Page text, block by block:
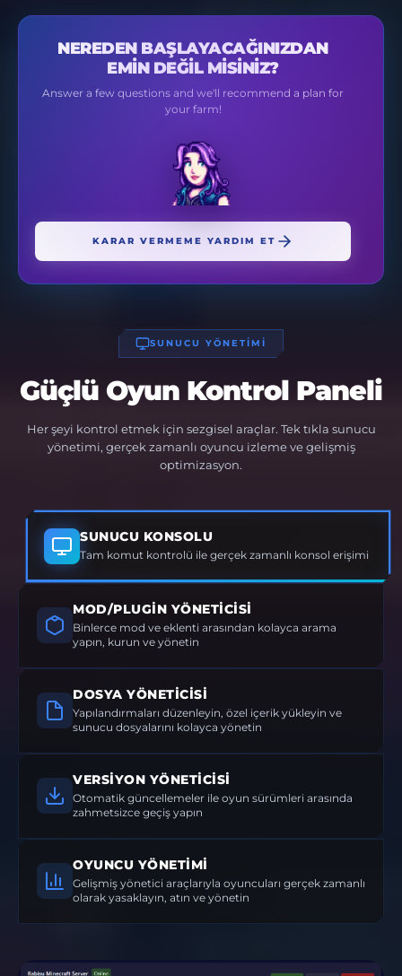
NEREDEN BAŞLAYACAĞINIZDAN
EMIN DEĞIL MISINIZ?
Answer a few questions and we'll recommend a plan for
your farm!
KARAR VERMEME YARDIM ET
SUNUCU YÖNETİMİ
Güçlü Oyun Kontrol Paneli
Her şeyi kontrol etmek için sezgisel araçlar. Tek tıkla sunucu
yönetimi, gerçek zamanlı oyuncu izleme ve gelişmiş
optimizasyon.
SUNUCU KONSOLU
Tam komut kontrolü ile gerçek zamanlı konsol erişimi
MOD/PLUGIN YÖNETICISI
Binlerce mod ve eklenti arasından kolayca arama
yapın, kurun ve yönetin
DOSYA YÖNETICISI
Yapılandırmaları düzenleyin, özel içerik yükleyin ve
sunucu dosyalarını kolayca yönetin
VERSIYON YÖNETICISI
Otomatik güncellemeler ile oyun sürümleri arasında
zahmetsizce geçiş yapın
OYUNCU YÖNETIMI
Gelişmiş yönetici araçlarıyla oyuncuları gerçek zamanlı
olarak yasaklayın, atın ve yönetin